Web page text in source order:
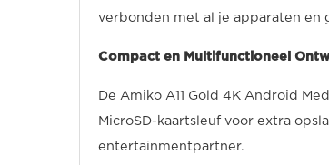
verbonden met al je apparaten en
Compact en Multifunctioneel
De Amiko A11 Gold 4K Android
MicroSD-kaartsleuf voor extra
entertainmentpartner.